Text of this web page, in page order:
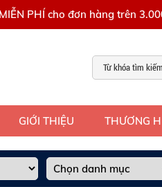
PHÍ cho đơn hàng trên
GIỚI THIỆU THƯƠNG